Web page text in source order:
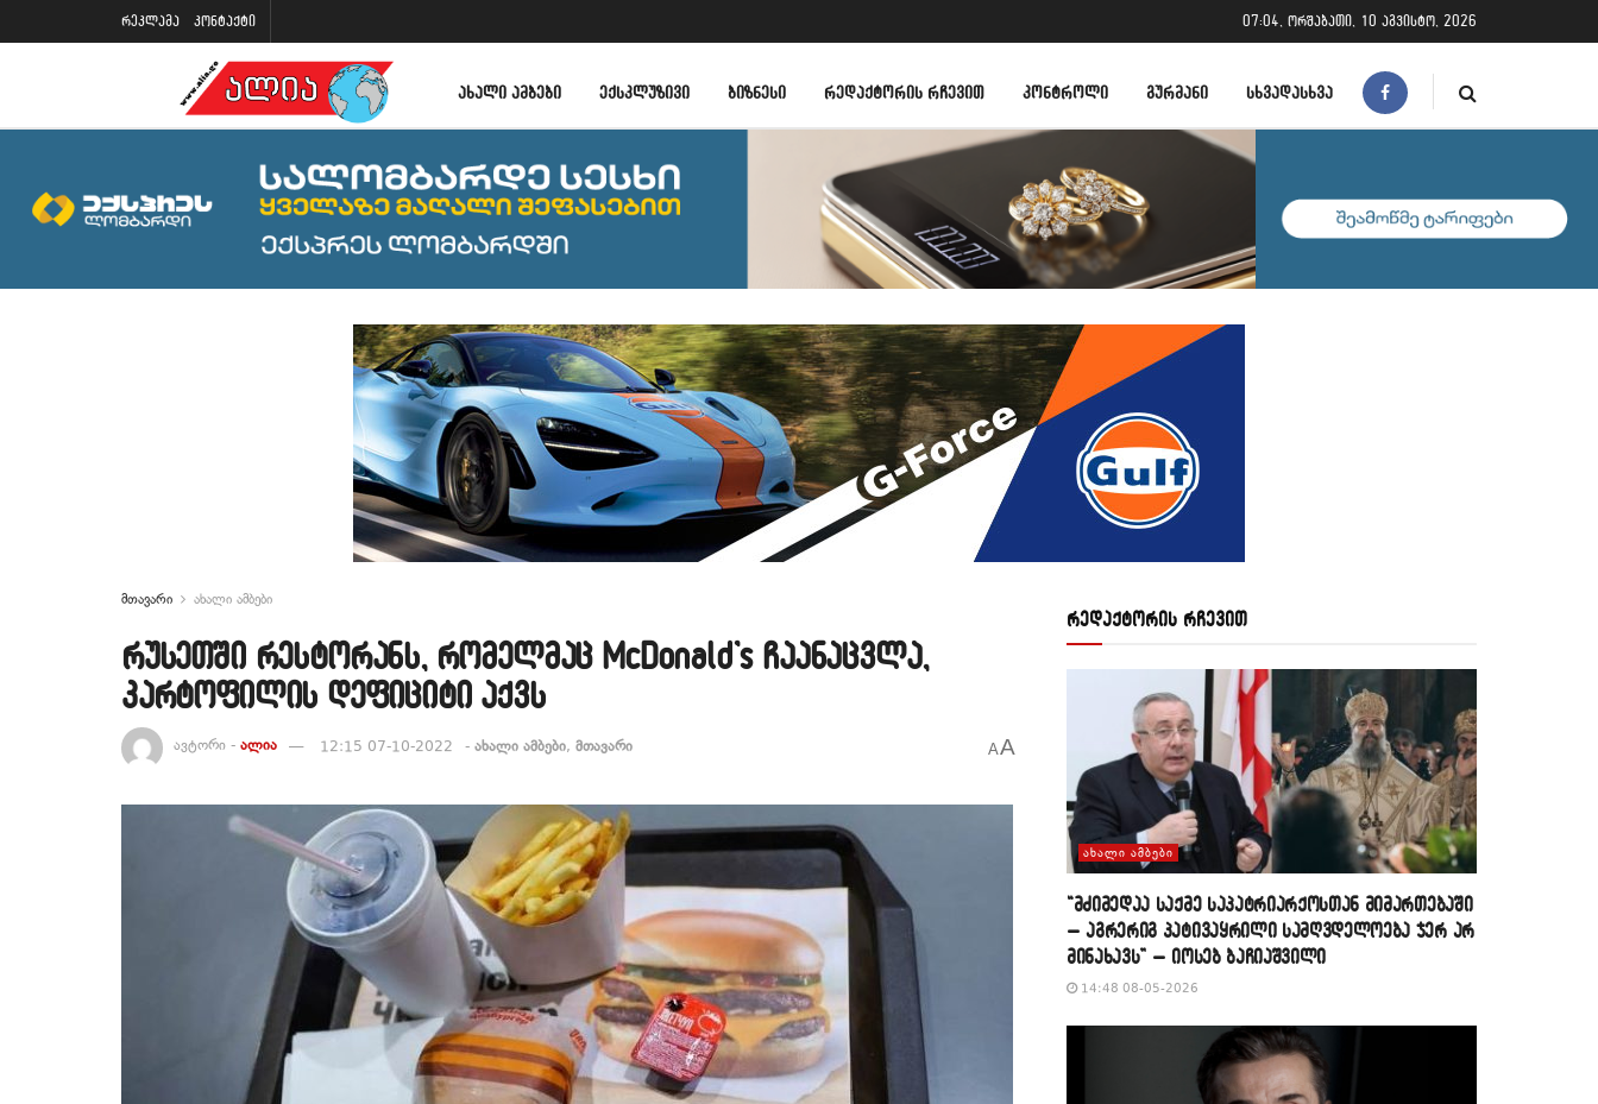
რეკლამა კონტაქტი 07:04, ორშაბათი, 10 აგვისტო, 2026
ᲐᲮᲐᲚᲘ ᲐᲛᲑᲔᲑᲘ ᲔᲥᲡᲙᲚᲣᲖᲘᲕᲘ ᲑᲘᲖᲜᲔᲡᲘ ᲠᲔᲓᲐᲥᲢᲝᲠᲘᲡ ᲠᲩᲔᲕᲘᲗ ᲙᲝᲜᲢᲠᲝᲚᲘ ᲒᲣᲠᲛᲐᲜᲘ ᲡᲮᲕᲐᲓᲐᲡᲮᲕᲐ
მთავარი ახალი ამბები
რუსეთში რესტორანს, რომელმაც McDonald’s ჩაანაცვლა,
კარტოფილის დეფიციტი აქვს
ავტორი - ალია 12:15 07-10-2022 - ახალი ამბები, მთავარი AA
რედაქტორის რჩევით
ᲐᲮᲐᲚᲘ ᲐᲛᲑᲔᲑᲘ
“მძიმედაა საქმე საპატრიარქოსთან მიმართებაში
– აგრერიგ პატივაყრილი სამღვდელოება ჯერ არ
მინახავს” – იოსებ ბაჩიაშვილი
14:48 08-05-2026